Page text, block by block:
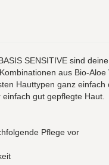
SENSITIVE sind
aus Bio-Aloe
Hauttypen ganz einfach
gut gepflegte Haut.
Pflege vor